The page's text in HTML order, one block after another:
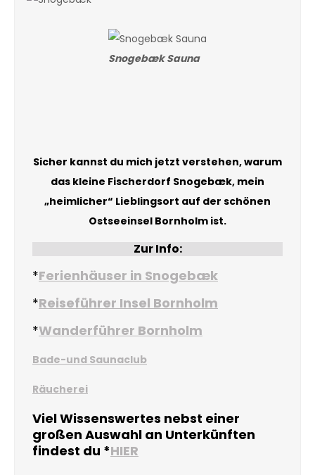
Snogebæk Sauna
Sicher kannst du mich jetzt verstehen, warum
das kleine Fischerdorf Snogebæk, mein
„heimlicher“ Lieblingsort auf der schönen
Ostseeinsel Bornholm ist.
Zur Info:
*Ferienhäuser in Snogebæk
*Reiseführer Insel Bornholm
*Wanderführer Bornholm
Bade-und Saunaclub
Räucherei
Viel Wissenswertes nebst einer
großen Auswahl an Unterkünften
findest du *HIER